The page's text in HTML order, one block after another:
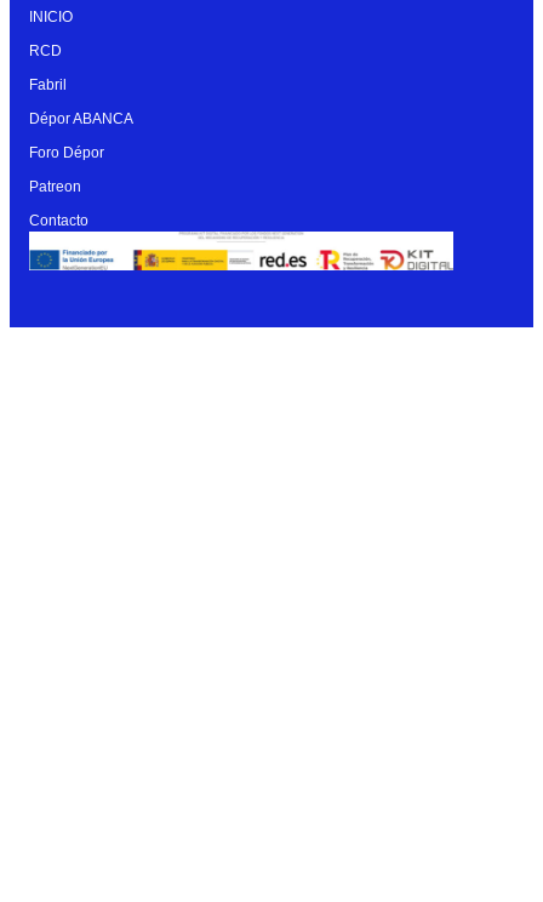
INICIO
RCD
Fabril
Dépor ABANCA
Foro Dépor
Patreon
Contacto